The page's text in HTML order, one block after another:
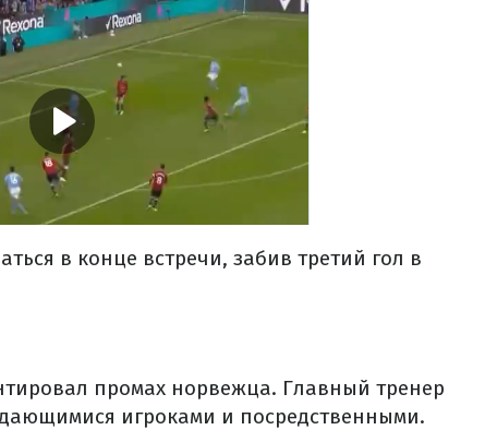
в конце встречи, забив третий гол в
промах норвежца. Главный тренер
игроками и посредственными.